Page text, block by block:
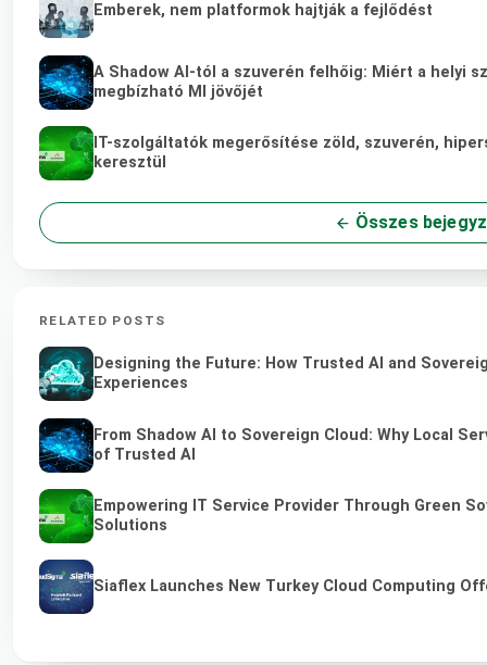
Emberek, nem platformok hajtják a fejlődést
A Shadow AI-tól a szuverén felhőig: Miért a helyi
megbízható MI jövőjét
IT-szolgáltatók megerősítése zöld, szuverén,
keresztül
Összes
RELATED POSTS
Designing the Future: How Trusted AI and
Experiences
From Shadow AI to Sovereign Cloud: Why Local
of Trusted AI
Empowering IT Service Provider Through Green
Solutions
Siaflex Launches New Turkey Cloud Computing